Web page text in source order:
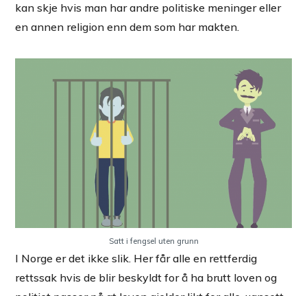
kan skje hvis man har andre politiske meninger eller
en annen religion enn dem som har makten.
Satt i fengsel uten grunn
I Norge er det ikke slik. Her får alle en rettferdig
rettssak hvis de blir beskyldt for å ha brutt loven og